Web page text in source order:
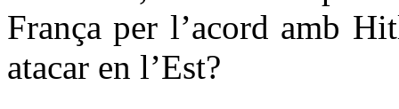
França per l’acord amb
atacar en l’Est?